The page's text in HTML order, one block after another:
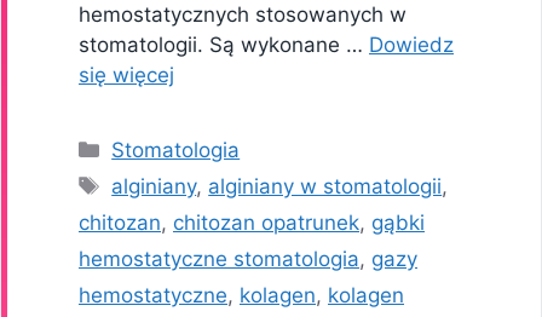
hemostatycznych stosowanych w
stomatologii. Są wykonane … Dowiedz
się więcej
Kategorie
Stomatologia
Tagi
alginiany, alginiany w stomatologii,
chitozan, chitozan opatrunek, gąbki
hemostatyczne stomatologia, gazy
hemostatyczne, kolagen, kolagen